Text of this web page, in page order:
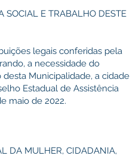
SOCIAL E TRABALHO DESTE
legais conferidas pela
a necessidade do
Municipalidade, a cidade
Estadual de Assistência
maio de 2022.
DA MULHER, CIDADANIA,